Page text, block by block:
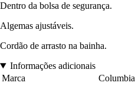
Dentro da bolsa de segurança.
Algemas ajustáveis.
Cordão de arrasto na bainha.
Informações adicionais
Marca
Columbia